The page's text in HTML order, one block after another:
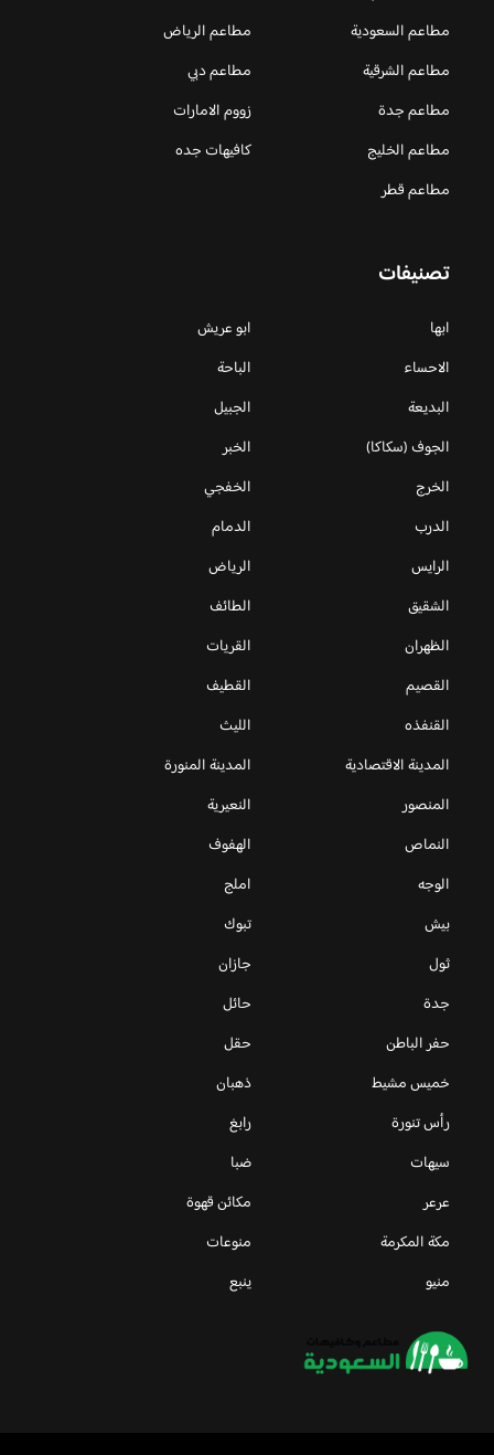
مطاعم السعودية
مطاعم الرياض
مطاعم الشرقية
مطاعم دبي
مطاعم جدة
زووم الامارات
مطاعم الخليج
كافيهات جده
مطاعم قطر
تصنيفات
ابها
ابو عريش
الاحساء
الباحة
البديعة
الجبيل
الجوف (سكاكا)
الخبر
الخرج
الخفجي
الدرب
الدمام
الرايس
الرياض
الشقيق
الطائف
الظهران
القريات
القصيم
القطيف
القنفذه
الليث
المدينة الاقتصادية
المدينة المنورة
المنصور
النعيرية
النماص
الهفوف
الوجه
املج
بيش
تبوك
ثول
جازان
جدة
حائل
حفر الباطن
حقل
خميس مشيط
ذهبان
رأس تنورة
رابغ
سيهات
ضبا
عرعر
مكائن قهوة
مكة المكرمة
منوعات
منيو
ينبع